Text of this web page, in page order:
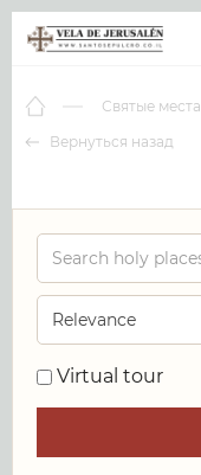
Виртуальные туры
Вернуться назад
Святые места
Virtual tour